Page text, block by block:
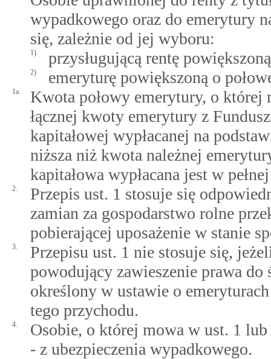
wypadkowego oraz do emerytury
się, zależnie od jej wyboru:
1) przysługującą rentę
2) emeryturę powiększoną o
1a.
Kwota połowy emerytury, o której
łącznej kwoty emerytury z
kapitałowej wypłacanej na
niższa niż kwota należnej
kapitałowa wypłacana jest w
2.
Przepis ust. 1 stosuje się
zamian za gospodarstwo rolne
pobierającej uposażenie w stanie
3.
Przepisu ust. 1 nie stosuje się,
powodujący zawieszenie prawa
określony w ustawie o
tego przychodu.
4.
Osobie, o której mowa w ust. 1
- z ubezpieczenia wypadkowego.